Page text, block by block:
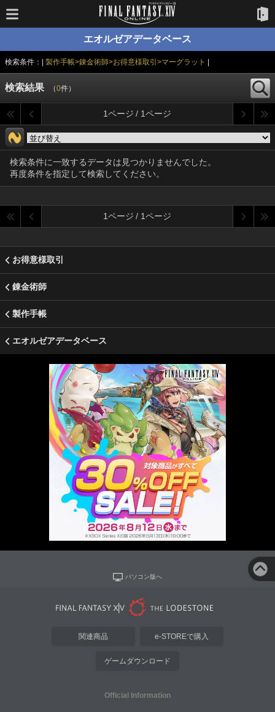
エオルゼアデータベース
検索条件：| 製作手帳>錬金術師>お得意様取引>マーグラット
検索結果 （0件）
1ページ / 1ページ
検索条件に一致するデータは見つかりませんでした。
再度条件を指定して検索してください。
1ページ / 1ページ
お得意様取引
錬金術師
製作手帳
エオルゼアデータベース
パソコン版へ
関連商品 e-STOREで購入
ゲームダウンロード
Official Information